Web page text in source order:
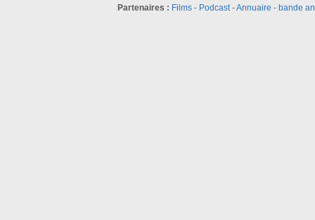
Partenaires : Films- Podcast-Annuaire - bande